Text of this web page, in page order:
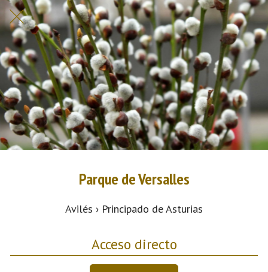
Parque de Versalles
Avilés › Principado de Asturias
Acceso directo